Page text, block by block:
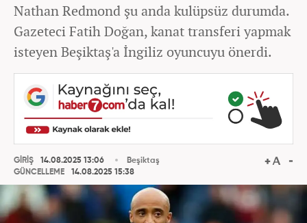
Nathan Redmond şu anda kulüpsüz durumda.
Gazeteci Fatih Doğan, kanat transferi yapmak
isteyen Beşiktaş'a İngiliz oyuncuyu önerdi.
GİRİŞ
14.08.2025 13:06
GÜNCELLEME
14.08.2025 15:38
Beşiktaş